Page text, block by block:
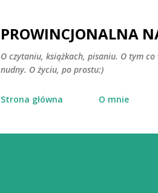
PROWINCJONALNA
O czytaniu, książkach, pisaniu. O tym
nudny. O życiu, po prostu:)
Strona główna O mnie